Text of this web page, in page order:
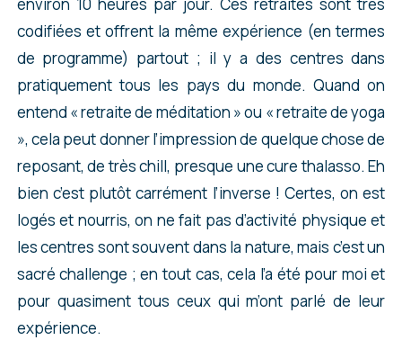
codifiées et offrent la même expérience (en termes
de programme) partout ; il y a des centres dans
pratiquement tous les pays du monde. Quand on
entend « retraite de méditation » ou « retraite de yoga
», cela peut donner l’impression de quelque chose de
reposant, de très chill, presque une cure thalasso. Eh
bien c’est plutôt carrément l’inverse ! Certes, on est
logés et nourris, on ne fait pas d’activité physique et
les centres sont souvent dans la nature, mais c’est un
sacré challenge ; en tout cas, cela l’a été pour moi et
pour quasiment tous ceux qui m’ont parlé de leur
expérience.